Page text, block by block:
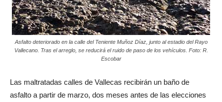
Asfalto deteriorado en la calle del Teniente Muñoz Díaz, junto al estadio del Rayo
Vallecano. Tras el arreglo, se reducirá el ruido de paso de los vehículos. Foto: R.
Escobar
Las maltratadas calles de Vallecas recibirán un baño de
asfalto a partir de marzo, dos meses antes de las elecciones